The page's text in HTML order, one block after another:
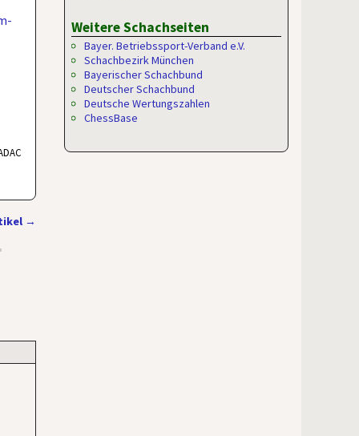
→
Weitere Schachseiten
Bayer. Betriebssport-Verband e.V.
Schachbezirk München
Bayerischer Schachbund
Deutscher Schachbund
Deutsche Wertungszahlen
ChessBase